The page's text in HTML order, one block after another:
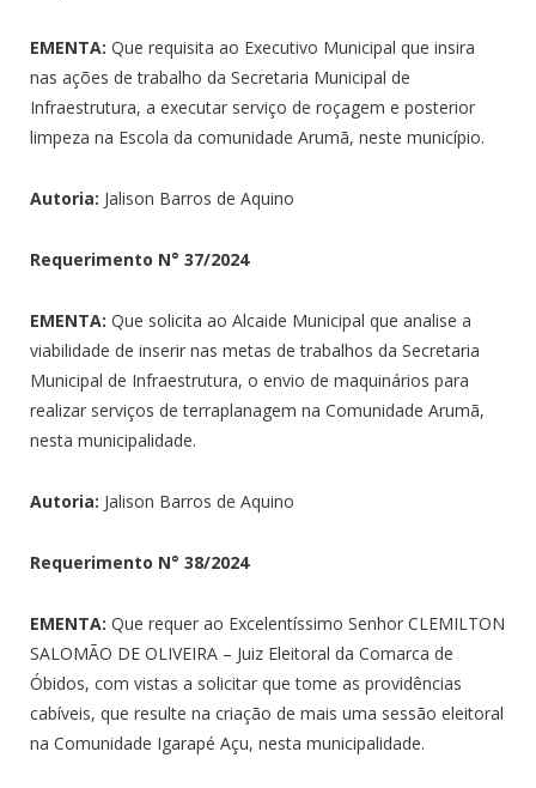
EMENTA: Que requisita ao Executivo Municipal que insira
nas ações de trabalho da Secretaria Municipal de
Infraestrutura, a executar serviço de roçagem e posterior
limpeza na Escola da comunidade Arumã, neste município.
Autoria: Jalison Barros de Aquino
Requerimento N° 37/2024
EMENTA: Que solicita ao Alcaide Municipal que analise a
viabilidade de inserir nas metas de trabalhos da Secretaria
Municipal de Infraestrutura, o envio de maquinários para
realizar serviços de terraplanagem na Comunidade Arumã,
nesta municipalidade.
Autoria: Jalison Barros de Aquino
Requerimento N° 38/2024
EMENTA: Que requer ao Excelentíssimo Senhor CLEMILTON
SALOMÃO DE OLIVEIRA – Juiz Eleitoral da Comarca de
Óbidos, com vistas a solicitar que tome as providências
cabíveis, que resulte na criação de mais uma sessão eleitoral
na Comunidade Igarapé Açu, nesta municipalidade.